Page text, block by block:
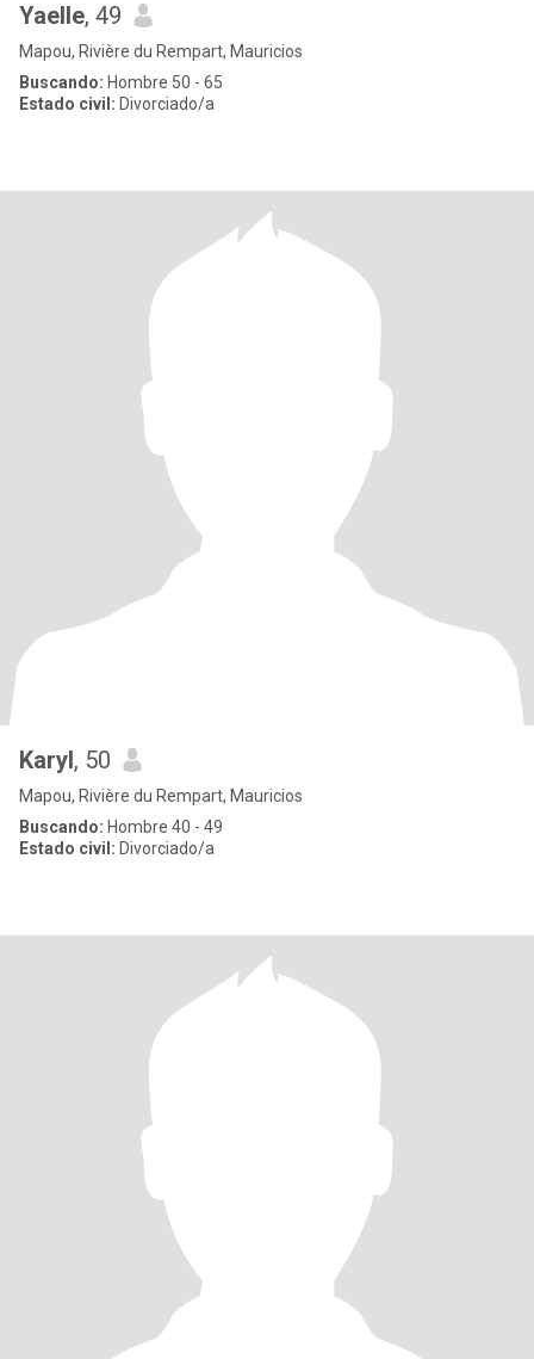
Yaelle, 49
Mapou, Rivière du Rempart, Mauricios
Buscando: Hombre 50 - 65
Estado civil: Divorciado/a
Karyl, 50
Mapou, Rivière du Rempart, Mauricios
Buscando: Hombre 40 - 49
Estado civil: Divorciado/a